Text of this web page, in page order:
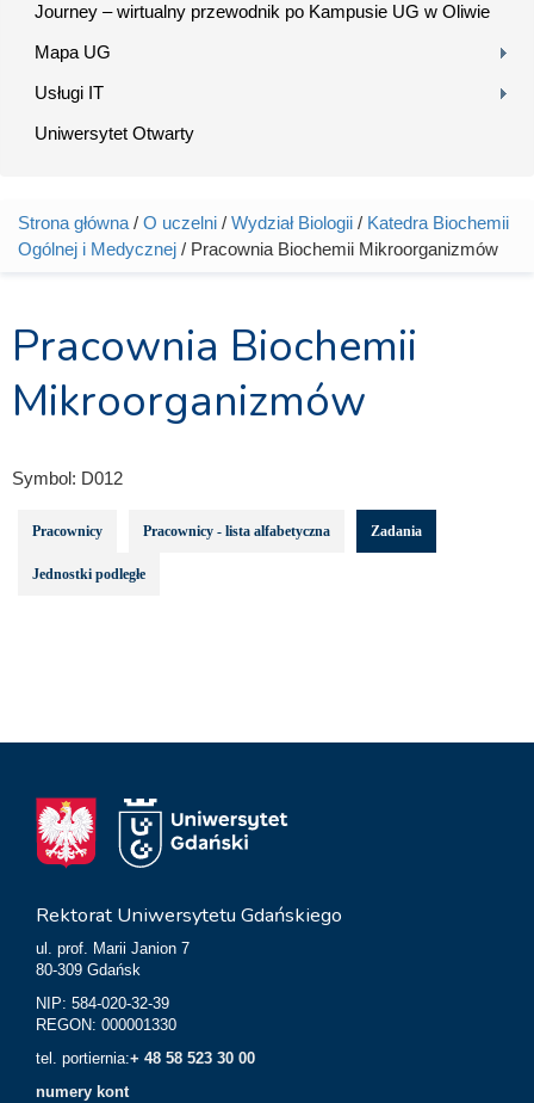
Journey – wirtualny przewodnik po Kampusie UG w Oliwie
Mapa UG
Usługi IT
Uniwersytet Otwarty
Jesteś tutaj
Strona główna / O uczelni / Wydział Biologii / Katedra Biochemii
Ogólnej i Medycznej / Pracownia Biochemii Mikroorganizmów
Pracownia Biochemii
Mikroorganizmów
Symbol: D012
Pracownicy Pracownicy - lista alfabetyczna Zadania
Jednostki podległe
Rektorat Uniwersytetu Gdańskiego
ul. prof. Marii Janion 7
80-309 Gdańsk
NIP: 584-020-32-39
REGON: 000001330
tel. portiernia:+ 48 58 523 30 00
numery kont